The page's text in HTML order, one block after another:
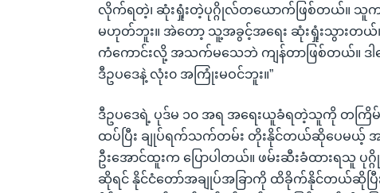
လိုက်ရတဲ့၊ ဆုံးရှုံးတဲ့ပုဂ္ဂိုလ်တယောက်ဖြစ်တယ်။ သူက
မဟုတ်ဘူး။ အဲတော့ သူ့အခွင့်အရေး ဆုံးရှုံးသွားတယ်
ကံကောင်းလို့ အသက်မသေဘဲ ကျန်တာဖြစ်တယ်။ ဒါ
ဒီဥပဒေနဲ့ လုံး၀ အကြုံးမဝင်ဘူး။”
ဒီဥပဒေရဲ့ ပုဒ်မ ၁၀ အရ အရေးယူခံရတဲ့သူကို တကြိ
ထပ်ပြီး ချုပ်ရက်သက်တမ်း တိုးနိုင်တယ်ဆိုပေမယ့် အ
ဦးအောင်ထူးက ပြောပါတယ်။ ဖမ်းဆီးခံထားရသူ
ဆိုရင် နိုင်ငံတော်အချုပ်အခြာကို ထိခိုက်နိုင်တယ်ဆို